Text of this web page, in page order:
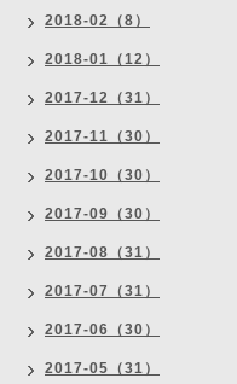
2018-02（8）
2018-01（12）
2017-12（31）
2017-11（30）
2017-10（30）
2017-09（30）
2017-08（31）
2017-07（31）
2017-06（30）
2017-05（31）